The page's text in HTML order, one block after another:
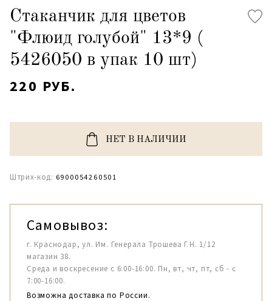
Стаканчик для цветов
"Флюид голубой" 13*9 (
5426050 в упак 10 шт)
220 РУБ.
НЕТ В НАЛИЧИИ
Штрих-код: 6900054260501
Самовывоз:
г. Краснодар, ул. Им. Генерала Трошева Г.Н. 1/12
магазин 38.
Среда и воскресение с 6:00-16:00. Пн, вт, чт, пт, сб - с
7:00-16:00.
Возможна доставка по России.